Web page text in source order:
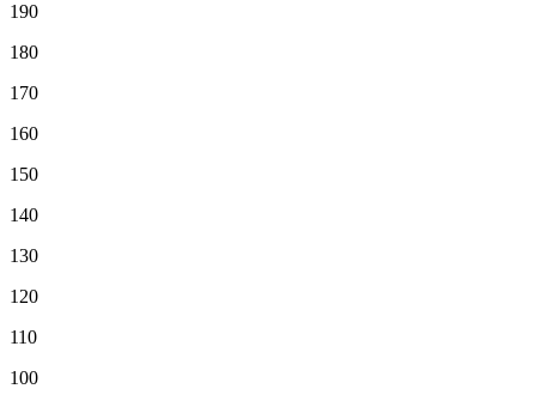
190
180
170
160
150
140
130
120
110
100